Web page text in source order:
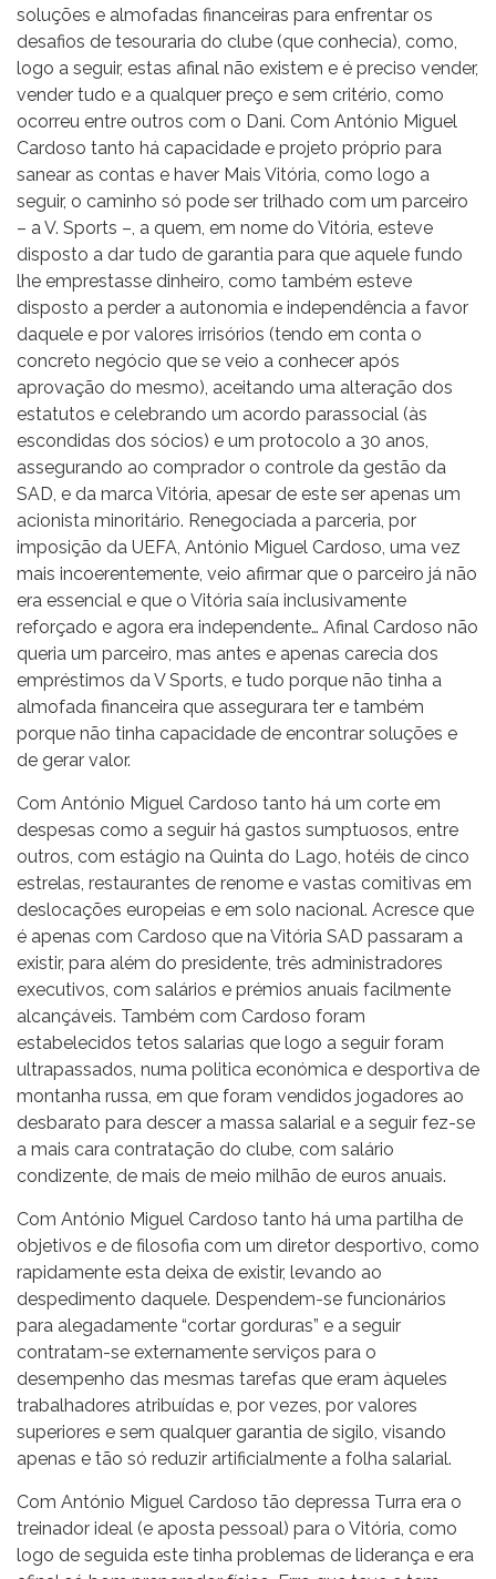
soluções e almofadas financeiras para enfrentar os
desafios de tesouraria do clube (que conhecia), como,
logo a seguir, estas afinal não existem e é preciso vender,
vender tudo e a qualquer preço e sem critério, como
ocorreu entre outros com o Dani. Com António Miguel
Cardoso tanto há capacidade e projeto próprio para
sanear as contas e haver Mais Vitória, como logo a
seguir, o caminho só pode ser trilhado com um parceiro
– a V. Sports –, a quem, em nome do Vitória, esteve
disposto a dar tudo de garantia para que aquele fundo
lhe emprestasse dinheiro, como também esteve
disposto a perder a autonomia e independência a favor
daquele e por valores irrisórios (tendo em conta o
concreto negócio que se veio a conhecer após
aprovação do mesmo), aceitando uma alteração dos
estatutos e celebrando um acordo parassocial (às
escondidas dos sócios) e um protocolo a 30 anos,
assegurando ao comprador o controle da gestão da
SAD, e da marca Vitória, apesar de este ser apenas um
acionista minoritário. Renegociada a parceria, por
imposição da UEFA, António Miguel Cardoso, uma vez
mais incoerentemente, veio afirmar que o parceiro já não
era essencial e que o Vitória saía inclusivamente
reforçado e agora era independente… Afinal Cardoso não
queria um parceiro, mas antes e apenas carecia dos
empréstimos da V Sports, e tudo porque não tinha a
almofada financeira que assegurara ter e também
porque não tinha capacidade de encontrar soluções e
de gerar valor.
Com António Miguel Cardoso tanto há um corte em
despesas como a seguir há gastos sumptuosos, entre
outros, com estágio na Quinta do Lago, hotéis de cinco
estrelas, restaurantes de renome e vastas comitivas em
deslocações europeias e em solo nacional. Acresce que
é apenas com Cardoso que na Vitória SAD passaram a
existir, para além do presidente, três administradores
executivos, com salários e prémios anuais facilmente
alcançáveis. Também com Cardoso foram
estabelecidos tetos salarias que logo a seguir foram
ultrapassados, numa politica económica e desportiva de
montanha russa, em que foram vendidos jogadores ao
desbarato para descer a massa salarial e a seguir fez-se
a mais cara contratação do clube, com salário
condizente, de mais de meio milhão de euros anuais.
Com António Miguel Cardoso tanto há uma partilha de
objetivos e de filosofia com um diretor desportivo, como
rapidamente esta deixa de existir, levando ao
despedimento daquele. Despendem-se funcionários
para alegadamente “cortar gorduras” e a seguir
contratam-se externamente serviços para o
desempenho das mesmas tarefas que eram àqueles
trabalhadores atribuídas e, por vezes, por valores
superiores e sem qualquer garantia de sigilo, visando
apenas e tão só reduzir artificialmente a folha salarial.
Com António Miguel Cardoso tão depressa Turra era o
treinador ideal (e aposta pessoal) para o Vitória, como
logo de seguida este tinha problemas de liderança e era